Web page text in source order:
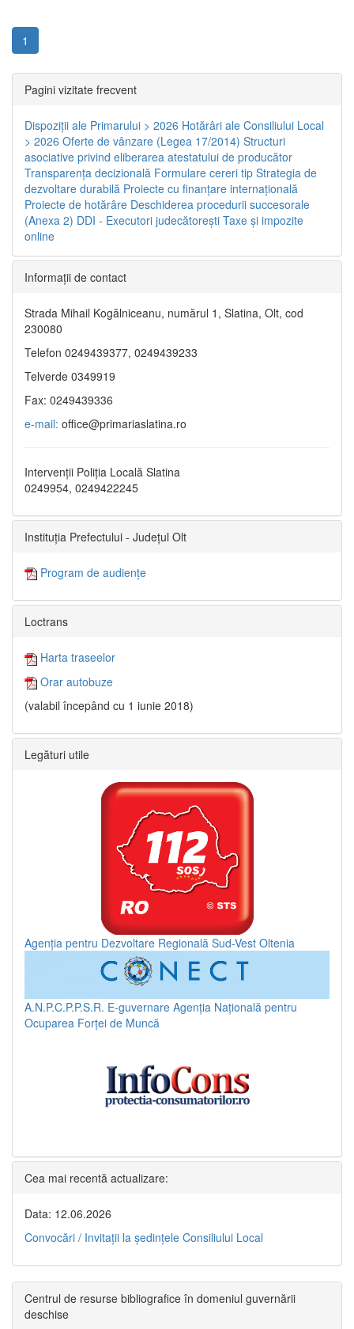
1
Pagini vizitate frecvent
Dispoziţii ale Primarului > 2026 Hotărâri ale Consiliului Local
> 2026 Oferte de vânzare (Legea 17/2014) Structuri
asociative privind eliberarea atestatului de producător
Transparenţa decizională Formulare cereri tip Strategia de
dezvoltare durabilă Proiecte cu finanţare internaţională
Proiecte de hotărâre Deschiderea procedurii succesorale
(Anexa 2) DDI - Executori judecătorești Taxe şi impozite
online
Informaţii de contact
Strada Mihail Kogălniceanu, numărul 1, Slatina, Olt, cod
230080
Telefon 0249439377, 0249439233
Telverde 0349919
Fax: 0249439336
e-mail: office@primariaslatina.ro
Intervenții Poliția Locală Slatina
0249954, 0249422245
Instituția Prefectului - Județul Olt
Program de audiențe
Loctrans
Harta traseelor
Orar autobuze
(valabil începând cu 1 iunie 2018)
Legături utile
Agenția pentru Dezvoltare Regională Sud-Vest Oltenia
A.N.P.C.P.P.S.R. E-guvernare Agenția Națională pentru
Ocuparea Forței de Muncă
Cea mai recentă actualizare:
Data: 12.06.2026
Convocări / Invitaţii la şedinţele Consiliului Local
Centrul de resurse bibliografice în domeniul guvernării
deschise